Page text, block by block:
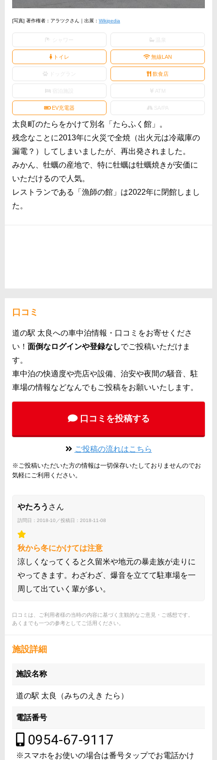
[写真] 著作権者：アラツクさん｜出展： Wikipedia
トイレ 無線LAN
ドッグラン 飲食店
宿泊施設 ATM
EV充電器 SA/PA
太良町のたらをかけて別名「たらふく館」。
残念なことに2013年に火災で全焼（出火元は冷蔵庫の
漏電？）してしまいましたが、再出発されました。
みかん、牡蠣の産地で、特に牡蠣は牡蠣焼きが安価に
いただけるので人気。
レストランである「漁師の館」は2022年に閉館しまし
た。
口コミ
道の駅 太良への車中泊情報・口コミをお寄せくださ
い！ 面倒なログインや登録なしでご投稿いただけま
す。
車中泊の快適度や売店や設備、治安や夜間の騒音、駐
車場の情報などなんでもご投稿をお願いいたします。
口コミを投稿する
ご投稿の流れはこちら
※ご投稿いただいた方の情報は一切保存いたしておりませんのでお
気軽にご利用ください。
やたろう さん
訪問日：2018-10／投稿日：2018-11-08
秋から冬にかけては注意
涼しくなってくると久留米や地元の暴走族が走りに
やってきます。わざわざ、爆音を立てて駐車場を一
周して出ていく輩が多い。
口コミは、ご利用者様の当時の内容に基づく主観的なご意見・ご感想です。
あくまでも一つの参考としてご活用ください。
施設詳細
施設名称
道の駅 太良（みちのえき たら）
電話番号
0954-67-9117
※スマホをお使いの場合は番号タップでお電話かけ